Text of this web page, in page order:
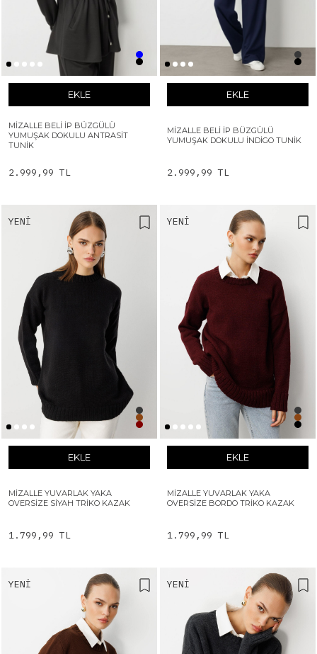
EKLE
MIZALLE BELI İP BÜZGÜLÜ
YUMUŞAK DOKULU ANTRASIT
TUNIK
2.999,99 TL
EKLE
MIZALLE BELI İP BÜZGÜLÜ
YUMUŞAK DOKULU İNDIGO TUNIK
2.999,99 TL
YENI
EKLE
MIZALLE YUVARLAK YAKA
OVERSIZE SIYAH TRIKO KAZAK
1.799,99 TL
YENI
EKLE
MIZALLE YUVARLAK YAKA
OVERSIZE BORDO TRIKO KAZAK
1.799,99 TL
YENI YENI